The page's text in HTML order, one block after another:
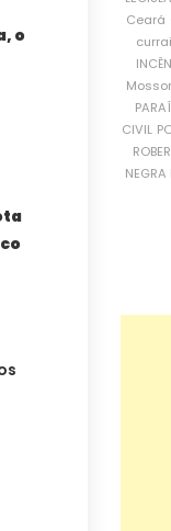
o
Ceará
CIVIL
NEGRA